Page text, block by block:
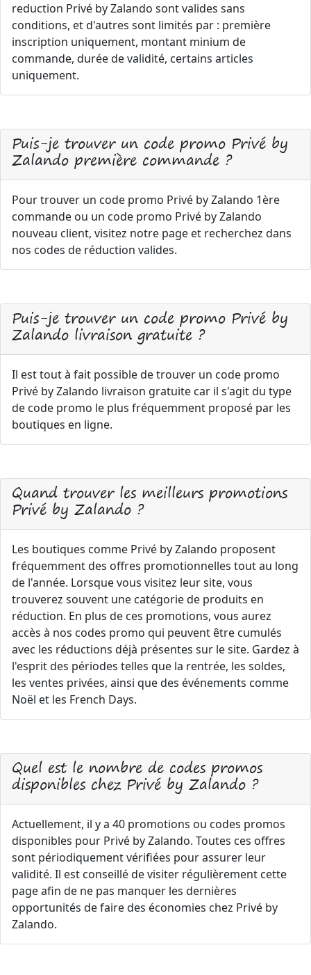
reduction Privé by Zalando sont valides sans
conditions, et d'autres sont limités par : première
inscription uniquement, montant minium de
commande, durée de validité, certains articles
uniquement.
Puis-je trouver un code promo Privé by
Zalando première commande ?
Pour trouver un code promo Privé by Zalando 1ère
commande ou un code promo Privé by Zalando
nouveau client, visitez notre page et recherchez dans
nos codes de réduction valides.
Puis-je trouver un code promo Privé by
Zalando livraison gratuite ?
Il est tout à fait possible de trouver un code promo
Privé by Zalando livraison gratuite car il s'agit du type
de code promo le plus fréquemment proposé par les
boutiques en ligne.
Quand trouver les meilleurs promotions
Privé by Zalando ?
Les boutiques comme Privé by Zalando proposent
fréquemment des offres promotionnelles tout au long
de l'année. Lorsque vous visitez leur site, vous
trouverez souvent une catégorie de produits en
réduction. En plus de ces promotions, vous aurez
accès à nos codes promo qui peuvent être cumulés
avec les réductions déjà présentes sur le site. Gardez à
l'esprit des périodes telles que la rentrée, les soldes,
les ventes privées, ainsi que des événements comme
Noël et les French Days.
Quel est le nombre de codes promos
disponibles chez Privé by Zalando ?
Actuellement, il y a 40 promotions ou codes promos
disponibles pour Privé by Zalando. Toutes ces offres
sont périodiquement vérifiées pour assurer leur
validité. Il est conseillé de visiter régulièrement cette
page afin de ne pas manquer les dernières
opportunités de faire des économies chez Privé by
Zalando.